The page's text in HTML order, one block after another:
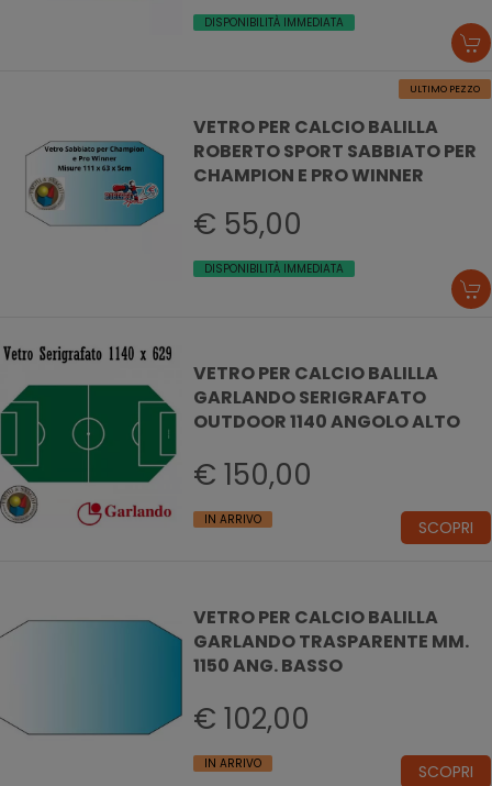
DISPONIBILITÀ IMMEDIATA
ULTIMO PEZZO
VETRO PER CALCIO BALILLA
ROBERTO SPORT SABBIATO PER
CHAMPION E PRO WINNER
€ 55,00
DISPONIBILITÀ IMMEDIATA
VETRO PER CALCIO BALILLA
GARLANDO SERIGRAFATO
OUTDOOR 1140 ANGOLO ALTO
€ 150,00
IN ARRIVO SCOPRI
VETRO PER CALCIO BALILLA
GARLANDO TRASPARENTE MM.
1150 ANG. BASSO
€ 102,00
IN ARRIVO SCOPRI